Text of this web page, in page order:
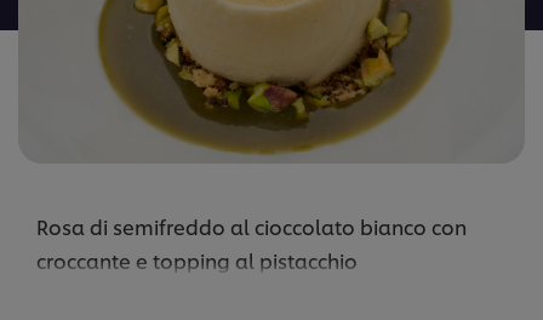
Rosa di semifreddo al cioccolato bianco con
croccante e topping al pistacchio